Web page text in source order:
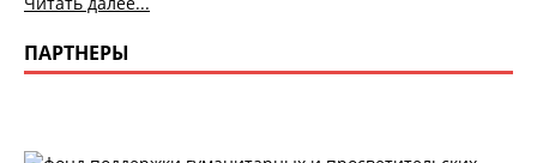
ПАРТНЕРЫ